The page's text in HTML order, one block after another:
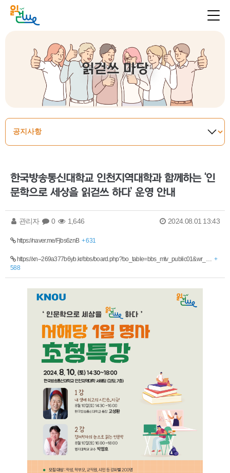
읽걷쓰 마당
한국방송통신대학교 인천지역대학과 함께하는 ‘인
문학으로 세상을 읽걷쓰 하다’ 운영 안내
관리자 0 1,646 2024.08.01 13:43
https://naver.me/Fjbs6znB + 631
https://xn--269a377b6yb.kr/bbs/board.php?bo_table=bbs_mtv_public01&wr_… +
588